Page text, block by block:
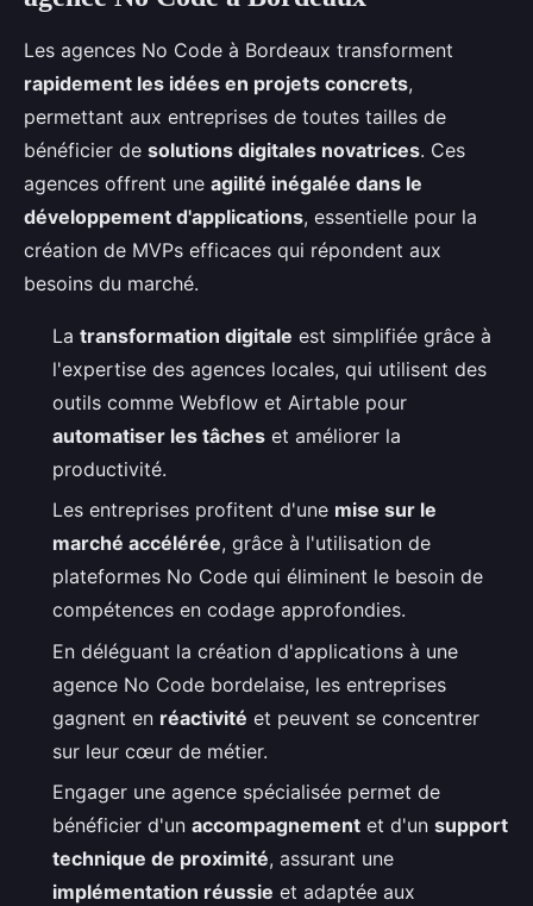
Les agences No Code à Bordeaux transforment
rapidement les idées en projets concrets,
permettant aux entreprises de toutes tailles de
bénéficier de solutions digitales novatrices. Ces
agences offrent une agilité inégalée dans le
développement d'applications, essentielle pour la
création de MVPs efficaces qui répondent aux
besoins du marché.
La transformation digitale est simplifiée grâce à
l'expertise des agences locales, qui utilisent des
outils comme Webflow et Airtable pour
automatiser les tâches et améliorer la
productivité.
Les entreprises profitent d'une mise sur le
marché accélérée, grâce à l'utilisation de
plateformes No Code qui éliminent le besoin de
compétences en codage approfondies.
En déléguant la création d'applications à une
agence No Code bordelaise, les entreprises
gagnent en réactivité et peuvent se concentrer
sur leur cœur de métier.
Engager une agence spécialisée permet de
bénéficier d'un accompagnement et d'un support
technique de proximité, assurant une
implémentation réussie et adaptée aux